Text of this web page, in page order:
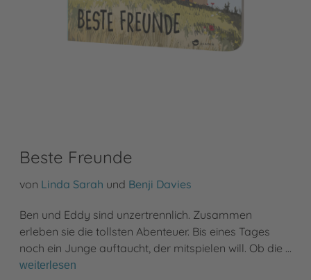
Beste Freunde
von Linda Sarah und Benji Davies
Ben und Eddy sind unzertrennlich. Zusammen
erleben sie die tollsten Abenteuer. Bis eines Tages
noch ein Junge auftaucht, der mitspielen will. Ob die …
weiterlesen